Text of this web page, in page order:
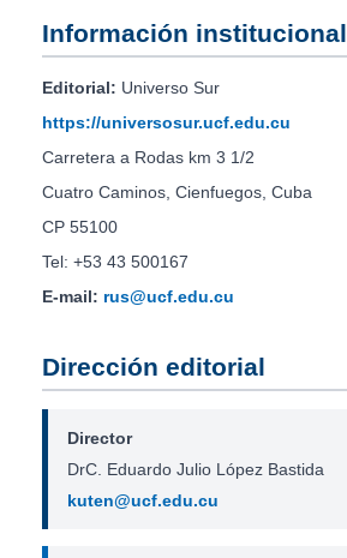
Información institucional
Editorial: Universo Sur
https://universosur.ucf.edu.cu
Carretera a Rodas km 3 1/2
Cuatro Caminos, Cienfuegos, Cuba
CP 55100
Tel: +53 43 500167
E-mail: rus@ucf.edu.cu
Dirección editorial
Director
DrC. Eduardo Julio López Bastida
kuten@ucf.edu.cu